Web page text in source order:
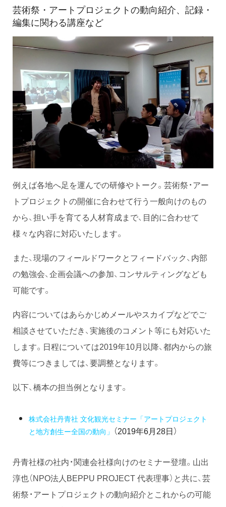
芸術祭・アートプロジェクトの動向紹介、記録・
編集に関わる講座など
例えば各地へ足を運んでの研修やトーク。芸術祭・アー
トプロジェクトの開催に合わせて行う一般向けのもの
から、担い手を育てる人材育成まで、目的に合わせて
様々な内容に対応いたします。
また、現場のフィールドワークとフィードバック、内部
の勉強会、企画会議への参加、コンサルティングなども
可能です。
内容についてはあらかじめメールやスカイプなどでご
相談させていただき、実施後のコメント等にも対応いた
します。日程については2019年10月以降、都内からの旅
費等につきましては、要調整となります。
以下、橋本の担当例となります。
株式会社丹青社 文化観光セミナー「アートプロジェクト
と地方創生ー全国の動向」
（2019年6月28日）
丹青社様の社内・関連会社様向けのセミナー登壇。山出
淳也（NPO法人BEPPU PROJECT 代表理事）と共に、芸
術祭・アートプロジェクトの動向紹介とこれからの可能